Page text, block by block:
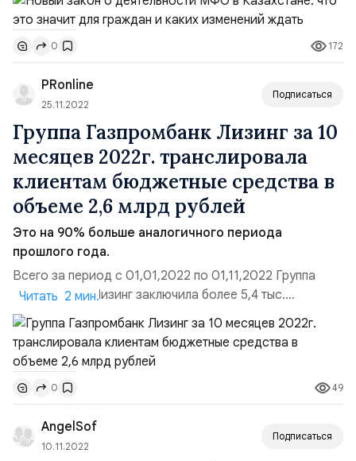
Более того, просрочка выплат свыше 90 дней
наблюдается в 8% случаев, а их сумма приравнивается
к 76 млрд тенге на 257 тыс. человек. В связи с этим
началась реализация важных мер по снижению
закредитованн...
0 172
PRonline
25.11.2022
Подписаться
Группа Газпромбанк Лизинг за 10
месяцев 2022г. транслировала
клиентам бюджетные средства в
объеме 2,6 млрд рублей
Это на 90% больше аналогичного периода
прошлого года.
Всего за период с 01,01,2022 по 01,11,2022 Группа
Газпромбанк Лизинг заключила более 5,4 тыс.
договоров с применением госпрограмм на поставку
5,5 тыс. единиц техники и оборудования. Общий объём
профинансированного имущества по этим сделкам
составляет 20 млрд рублей. С учётом этих данных за
период совокупный портфель сделок льготного
лизинга на...
Читать 2 мин.
0 49
AngelSof
10.11.2022
Подписаться